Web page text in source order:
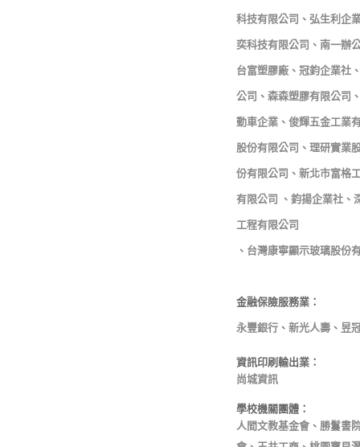
科技有限公司、弘生利企
奕科技有限公司、南一辦
台富塑膠廠、冠鈞企業社
公司、森森塑膠有限公司
動車企業、俊輝五金工業
股份有限公司、理研實業
份有限公司、新北市富格
有限公司 、鈞揚企業社、
工程有限公司
、台灣康寧顯示玻璃股份
金融保險服務業：
永豐銀行、新光人壽、昱
資訊印刷輸出業：
尚城資訊
學校機關團體：
人間文教基金會、勝鬘書